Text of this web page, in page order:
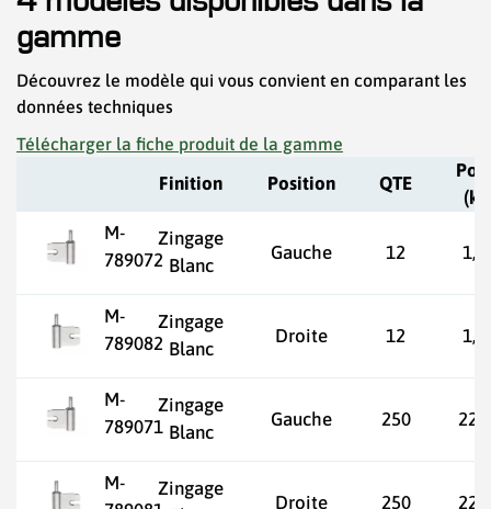
gamme
Découvrez le modèle qui vous convient en comparant les
données techniques
Télécharger la fiche produit de la gamme
Finition Position QTE
M-
789072
Zingage
Blanc
Gauche 12
M-
789082
Zingage
Blanc
Droite 12
M-
789071
Zingage
Blanc
Gauche 250
M-
Zingage
Droite 250